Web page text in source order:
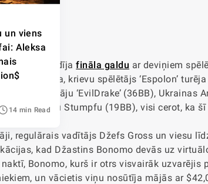
Maue vadījafināla galdu ar deviņiem
Aiz līdera, krievu spēlētājs ‘Espolon’
spēlētāju ‘EvilDrake’ (36BB),
un Metjū Stumpfu (19BB), visi cerot, ka
regulārais vadītājs Džefs Gross un viesu
kad Džastins Bonomo devās uz
Bonomo, kurš ir otrs visvairāk uzvarējis
un vācietis viņu nosūtīja mājās ar
un viens
Aleksa
14 min Read